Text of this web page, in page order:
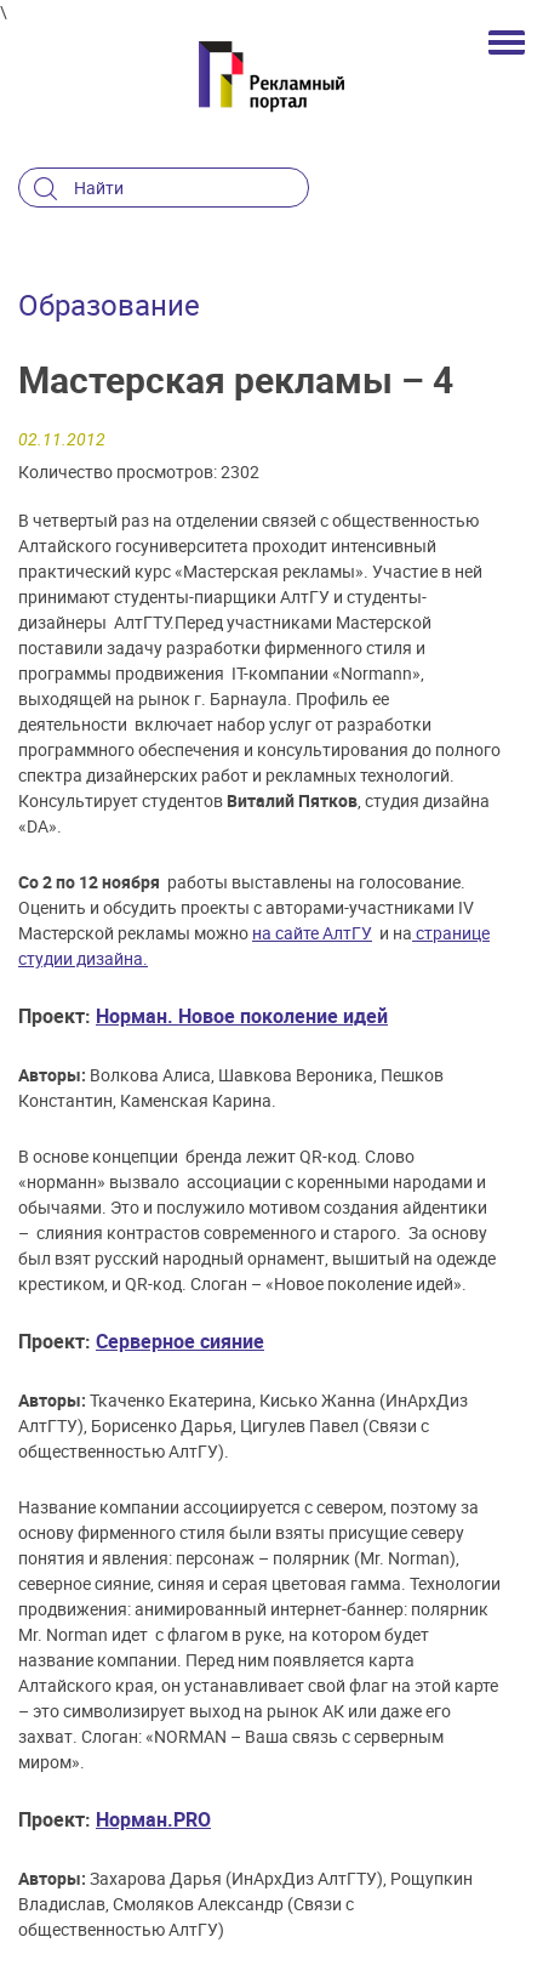
\
Образование
Мастерская рекламы – 4
02.11.2012
Количество просмотров: 2302
В четвертый раз на отделении связей с общественностью
Алтайского госуниверситета проходит интенсивный
практический курс «Мастерская рекламы». Участие в ней
принимают студенты-пиарщики АлтГУ и студенты-
дизайнеры АлтГТУ.Перед участниками Мастерской
поставили задачу разработки фирменного стиля и
программы продвижения IT-компании «Normann»,
выходящей на рынок г. Барнаула. Профиль ее
деятельности включает набор услуг от разработки
программного обеспечения и консультирования до полного
спектра дизайнерских работ и рекламных технологий.
Консультирует студентов Виталий Пятков , студия дизайна
«DA».
Со 2 по 12 ноября работы выставлены на голосование.
Оценить и обсудить проекты с авторами-участниками IV
Мастерской рекламы можно на сайте АлтГУ и на странице
студии дизайна.
Проект: Норман. Новое поколение идей
Авторы: Волкова Алиса, Шавкова Вероника, Пешков
Константин, Каменская Карина.
В основе концепции бренда лежит QR-код. Слово
«норманн» вызвало ассоциации с коренными народами и
обычаями. Это и послужило мотивом создания айдентики
– слияния контрастов современного и старого. За основу
был взят русский народный орнамент, вышитый на одежде
крестиком, и QR-код. Слоган – «Новое поколение идей».
Проект: Серверное сияние
Авторы: Ткаченко Екатерина, Кисько Жанна (ИнАрхДиз
АлтГТУ), Борисенко Дарья, Цигулев Павел (Связи с
общественностью АлтГУ).
Название компании ассоциируется с севером, поэтому за
основу фирменного стиля были взяты присущие северу
понятия и явления: персонаж – полярник (Mr. Norman),
северное сияние, синяя и серая цветовая гамма. Технологии
продвижения: анимированный интернет-баннер: полярник
Mr. Norman идет с флагом в руке, на котором будет
название компании. Перед ним появляется карта
Алтайского края, он устанавливает свой флаг на этой карте
– это символизирует выход на рынок АК или даже его
захват. Слоган: «NORMAN – Ваша связь с серверным
миром».
Проект: Норман.PRO
Авторы: Захарова Дарья (ИнАрхДиз АлтГТУ), Рощупкин
Владислав, Смоляков Александр (Связи с
общественностью АлтГУ)